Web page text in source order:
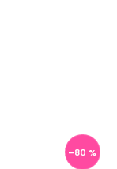
–80 %